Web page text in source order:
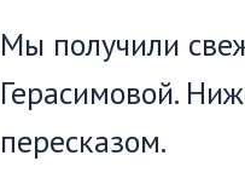
Мы получили
Герасимовой.
пересказом.